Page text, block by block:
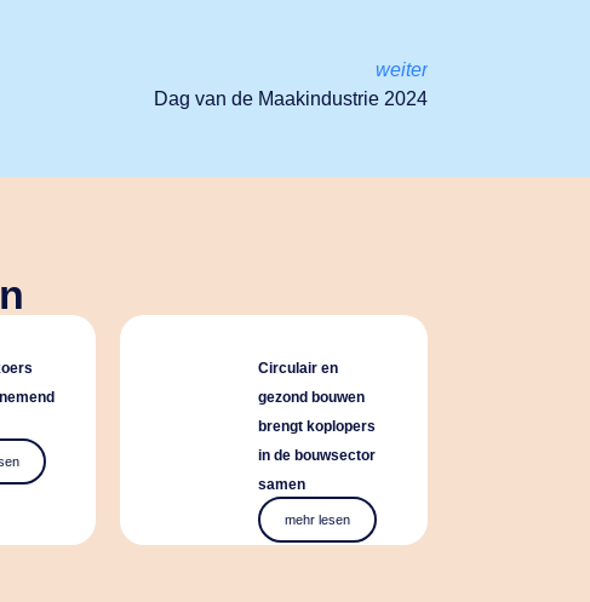
weiter
Dag van de Maakindustrie 2024
Circulair en
gezond bouwen
brengt koplopers
in de bouwsector
samen
mehr lesen